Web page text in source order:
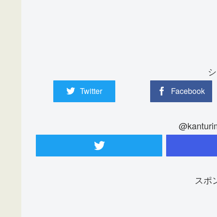
Twitter Facebook
スポ